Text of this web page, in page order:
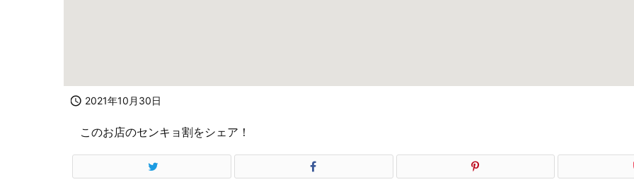
 2021年10月30日
このお店のセンキョ割をシェア！